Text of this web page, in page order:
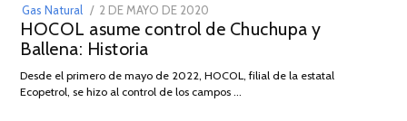
Gas Natural
POSTED
ON
2 DE MAYO DE 2020
DE
2026
HOCOL asume control de Chuchupa y
Ballena: Historia
Desde el primero de mayo de 2022, HOCOL, filial de la estatal
Ecopetrol, se hizo al control de los campos …